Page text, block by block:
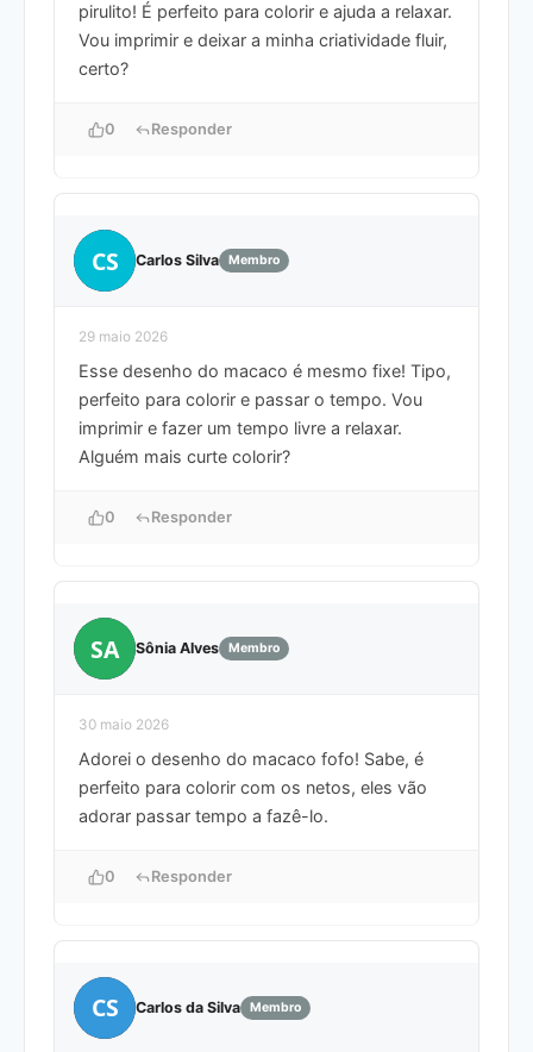
pirulito! É perfeito para colorir e ajuda a relaxar.
Vou imprimir e deixar a minha criatividade fluir,
certo?
0 Responder
CS Carlos Silva Membro
29 maio 2026
Esse desenho do macaco é mesmo fixe! Tipo,
perfeito para colorir e passar o tempo. Vou
imprimir e fazer um tempo livre a relaxar.
Alguém mais curte colorir?
0 Responder
SA Sônia Alves Membro
30 maio 2026
Adorei o desenho do macaco fofo! Sabe, é
perfeito para colorir com os netos, eles vão
adorar passar tempo a fazê-lo.
0 Responder
CS Carlos da Silva Membro